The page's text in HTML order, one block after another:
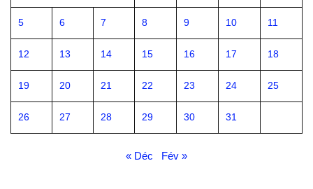
5 6 7 8 9 10 11
12 13 14 15 16 17 18
19 20 21 22 23 24 25
26 27 28 29 30 31
« Déc Fév »